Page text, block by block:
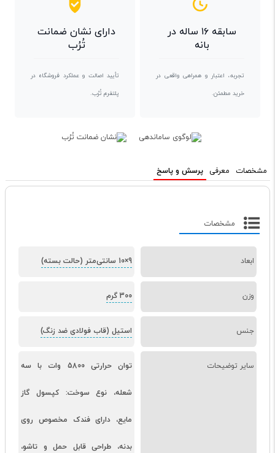
سابقه ۱۶ ساله در
بانه
تجربه، اعتبار و همراهی واقعی در
خرید مطمئن.
دارای نشان ضمانت
تُرُب
تأیید اصالت و عملکرد فروشگاه در
پلتفرم تُرُب.
مشخصات معرفی پرسش و پاسخ
مشخصات
ابعاد 9×10 سانتی‌متر (حالت بسته)
وزن 300 گرم
جنس استیل (قاب فولادی ضد زنگ)
سایر توضیحات توان حرارتی 5800 وات با سه
شعله، نوع سوخت: کپسول گاز
مایع، دارای فندک مخصوص روی
بدنه، طراحی قابل حمل و تاشو،